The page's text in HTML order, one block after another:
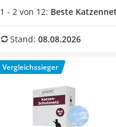
Zeckenschutz Katze
Philips-Sonicare-Zahnbürste
Mineralfutter Pferd
Massagegerät
Katzennetz mit einer
Vergleichs von
im August 2026
mit seinen Eigenschaften.
1 - 2 von 12: Beste
Stand: 08.08.2026
Vergleichssieger